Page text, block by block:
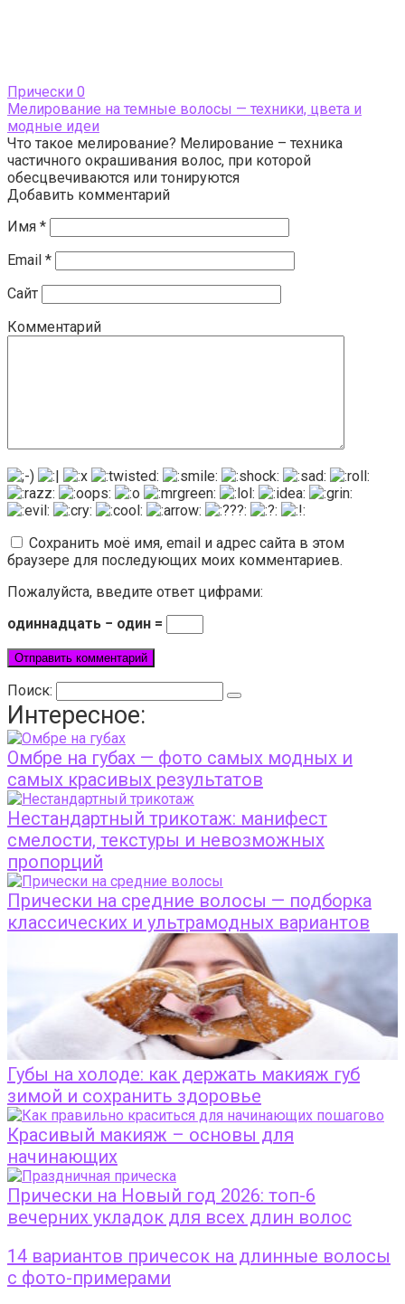
Прически 0
Мелирование на темные волосы — техники, цвета и
модные идеи
Что такое мелирование? Мелирование – техника
частичного окрашивания волос, при которой
обесцвечиваются или тонируются
Добавить комментарий
Имя *
Email *
Сайт
Комментарий
Сохранить моё имя, email и адрес сайта в этом
браузере для последующих моих комментариев.
Пожалуйста, введите ответ цифрами:
одиннадцать − один =
Поиск:
Интересное:
Омбре на губах — фото самых модных и
самых красивых результатов
Нестандартный трикотаж: манифест
смелости, текстуры и невозможных
пропорций
Прически на средние волосы — подборка
классических и ультрамодных вариантов
Губы на холоде: как держать макияж губ
зимой и сохранить здоровье
Красивый макияж – основы для
начинающих
Прически на Новый год 2026: топ-6
вечерних укладок для всех длин волос
14 вариантов причесок на длинные волосы
с фото-примерами